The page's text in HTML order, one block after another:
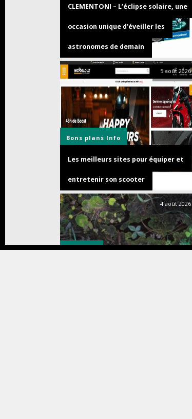
CLEMENTONI – L’éclipse solaire, une
occasion unique d’éveiller les
astronomes de demain
5 août 2026
Bons plans Info
Les meilleurs sites pour équiper et
entretenir son scooter
4 août 2026
Musique